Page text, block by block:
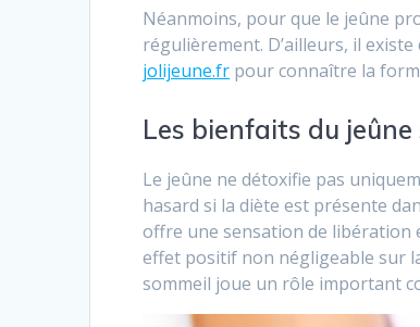
Néanmoins, pour que le jeûne
régulièrement. D’ailleurs, il
jolijeune.fr pour connaître la
Les bienfaits du jeûne
Le jeûne ne détoxifie pas
hasard si la diète est présente
offre une sensation de libération
effet positif non négligeable sur
sommeil joue un rôle important